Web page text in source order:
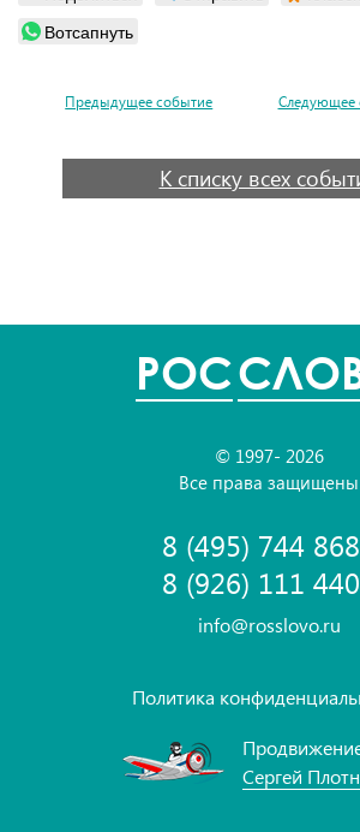
Вотсапнуть
Предыдущее событие Следующее
К списку всех
POC
© 1997- 2026
Все права защищены
8 (495) 744
8 (926) 111
info@rosslovo.ru
Политика
Сергей